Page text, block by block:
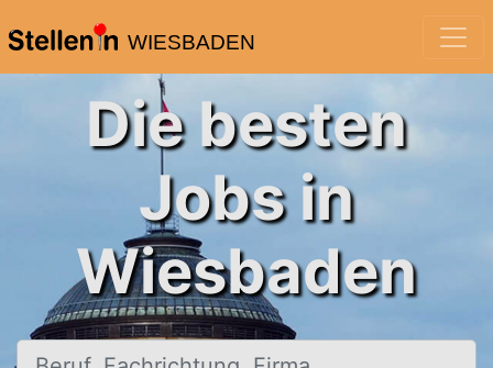
WIESBADEN
Die besten
Jobs in
Wiesbaden
Beruf, Fachrichtung, Firma